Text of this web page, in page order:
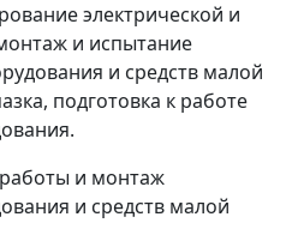
электрической и
и испытание
и средств малой
подготовка к работе
и монтаж
и средств малой